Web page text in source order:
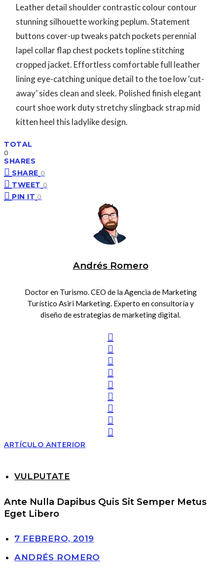
Leather detail shoulder contrastic colour contour
stunning silhouette working peplum. Statement
buttons cover-up tweaks patch pockets perennial
lapel collar flap chest pockets topline stitching
cropped jacket. Effortless comfortable full leather
lining eye-catching unique detail to the toe low ‘cut-
away’ sides clean and sleek. Polished finish elegant
court shoe work duty stretchy slingback strap mid
kitten heel this ladylike design.
TOTAL
0
SHARES
SHARE 0
TWEET 0
PIN IT 0
Andrés Romero
Doctor en Turismo. CEO de la Agencia de Marketing
Turístico Asiri Marketing. Experto en consultoría y
diseño de estrategias de marketing digital.
ARTÍCULO ANTERIOR
VULPUTATE
Ante Nulla Dapibus Quis Sit Semper Metus
Eget Libero
7 FEBRERO, 2019
ANDRÉS ROMERO